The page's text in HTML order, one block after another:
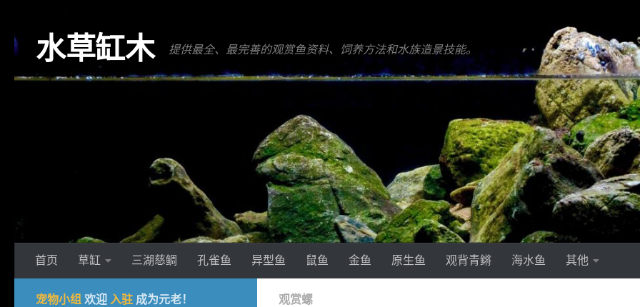
水草缸木 提供最全、最完善的观赏鱼资料、饲养方法和水族造景技能。
首页 草缸 三湖慈鲷 孔雀鱼 异型鱼 鼠鱼 金鱼 原生鱼 观背青鳉 海水鱼 其他
观赏螺
宠物小组 欢迎 入驻 成为元老！